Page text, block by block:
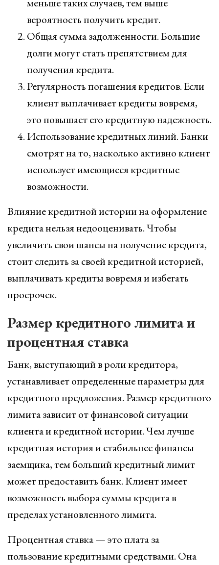
вероятность получить кредит.
Общая сумма задолженности. Большие
долги могут стать препятствием для
получения кредита.
Регулярность погашения кредитов. Если
клиент выплачивает кредиты вовремя,
это повышает его кредитную надежность.
Использование кредитных линий. Банки
смотрят на то, насколько активно клиент
использует имеющиеся кредитные
возможности.
Влияние кредитной истории на оформление
кредита нельзя недооценивать. Чтобы
увеличить свои шансы на получение кредита,
стоит следить за своей кредитной историей,
выплачивать кредиты вовремя и избегать
просрочек.
Размер кредитного лимита и
процентная ставка
Банк, выступающий в роли кредитора,
устанавливает определенные параметры для
кредитного предложения. Размер кредитного
лимита зависит от финансовой ситуации
клиента и кредитной истории. Чем лучше
кредитная история и стабильнее финансы
заемщика, тем больший кредитный лимит
может предоставить банк. Клиент имеет
возможность выбора суммы кредита в
пределах установленного лимита.
Процентная ставка — это плата за
пользование кредитными средствами. Она